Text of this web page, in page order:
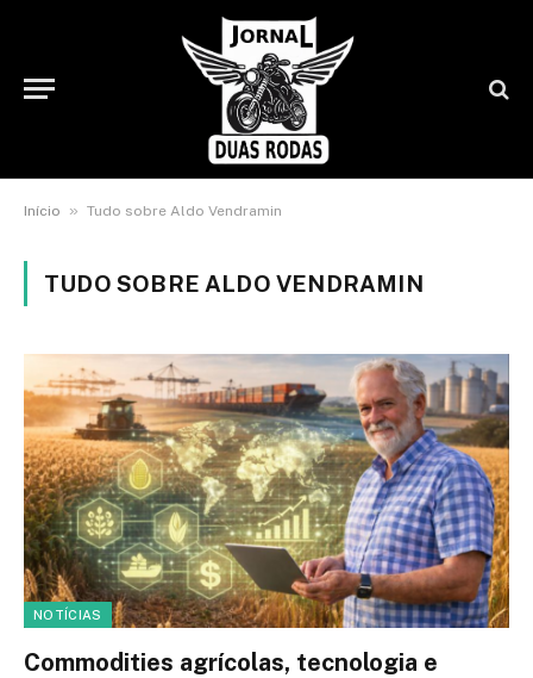
Início » Tudo sobre Aldo Vendramin
TUDO SOBRE ALDO VENDRAMIN
NOTÍCIAS
Commodities agrícolas, tecnologia e